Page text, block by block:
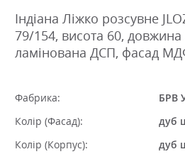
Індіана Ліжко розсувне
79/154, висота 60,
ламінована ДСП, фасад
Фабрика:
БРВ
Колір (Фасад):
дуб
Колір (Корпус):
дуб